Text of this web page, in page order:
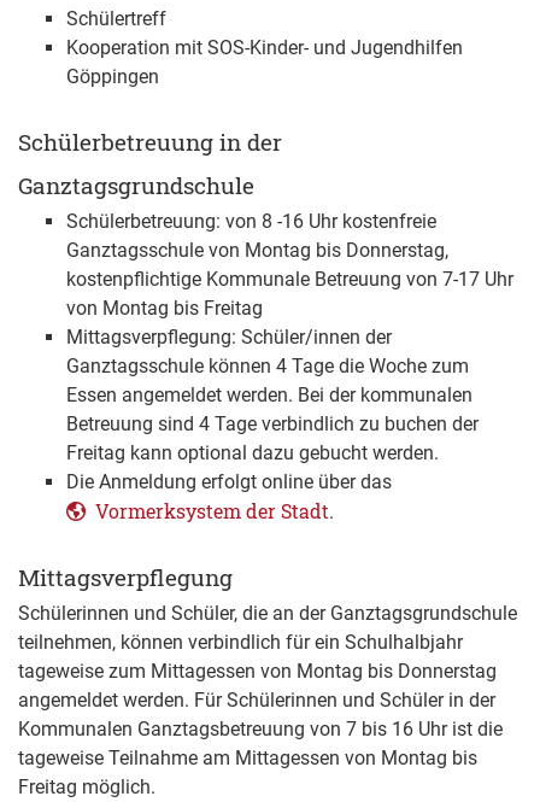
Schülertreff
Kooperation mit SOS-Kinder- und Jugendhilfen
Göppingen
Schülerbetreuung in der
Ganztagsgrundschule
Schülerbetreuung: von 8 -16 Uhr kostenfreie
Ganztagsschule von Montag bis Donnerstag,
kostenpflichtige Kommunale Betreuung von 7-17 Uhr
von Montag bis Freitag
Mittagsverpflegung: Schüler/innen der
Ganztagsschule können 4 Tage die Woche zum
Essen angemeldet werden. Bei der kommunalen
Betreuung sind 4 Tage verbindlich zu buchen der
Freitag kann optional dazu gebucht werden.
Die Anmeldung erfolgt online über das
Vormerksystem der Stadt.
Mittagsverpflegung
Schülerinnen und Schüler, die an der Ganztagsgrundschule
teilnehmen, können verbindlich für ein Schulhalbjahr
tageweise zum Mittagessen von Montag bis Donnerstag
angemeldet werden. Für Schülerinnen und Schüler in der
Kommunalen Ganztagsbetreuung von 7 bis 16 Uhr ist die
tageweise Teilnahme am Mittagessen von Montag bis
Freitag möglich.